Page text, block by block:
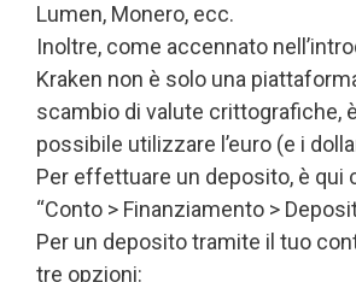
Lumen, Monero, ecc.
Inoltre, come accennato
Kraken non è solo una
scambio di valute crittografiche,
possibile utilizzare l’euro (e i
Per effettuare un deposito, è qui
“Conto > Finanziamento >
Per un deposito tramite il tuo
tre opzioni: